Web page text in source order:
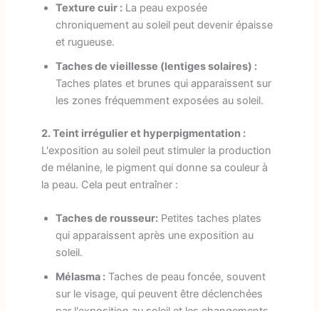
Texture cuir :La peau exposée
chroniquement au soleil peut devenir épaisse
et rugueuse.
Taches de vieillesse (lentiges solaires) :
Taches plates et brunes qui apparaissent sur
les zones fréquemment exposées au soleil.
2. Teint irrégulier et hyperpigmentation :
L'exposition au soleil peut stimuler la production
de mélanine, le pigment qui donne sa couleur à
la peau. Cela peut entraîner :
Taches de rousseur:Petites taches plates
qui apparaissent après une exposition au
soleil.
Mélasma :Taches de peau foncée, souvent
sur le visage, qui peuvent être déclenchées